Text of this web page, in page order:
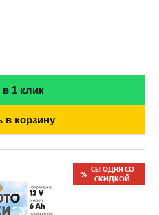
в 1 клик
в корзину
СЕГОДНЯ СО
СКИДКОЙ